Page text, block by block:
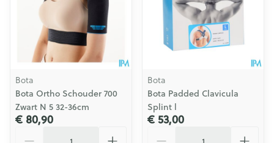
Bota
Bota Ortho Schouder 700
Zwart N 5 32-36cm
€ 80,90
Bota
Bota Padded Clavicula
Splint l
€ 53,00